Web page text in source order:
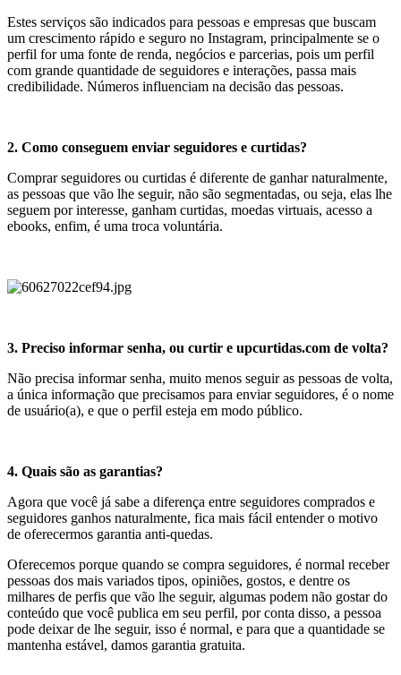
Estes serviços são indicados para pessoas e empresas que buscam
um crescimento rápido e seguro no Instagram, principalmente se o
perfil for uma fonte de renda, negócios e parcerias, pois um perfil
com grande quantidade de seguidores e interações, passa mais
credibilidade. Números influenciam na decisão das pessoas.
2. Como conseguem enviar seguidores e curtidas?
Comprar seguidores ou curtidas é diferente de ganhar naturalmente,
as pessoas que vão lhe seguir, não são segmentadas, ou seja, elas lhe
seguem por interesse, ganham curtidas, moedas virtuais, acesso a
ebooks, enfim, é uma troca voluntária.
3. Preciso informar senha, ou curtir e upcurtidas.com de volta?
Não precisa informar senha, muito menos seguir as pessoas de volta,
a única informação que precisamos para enviar seguidores, é o nome
de usuário(a), e que o perfil esteja em modo público.
4. Quais são as garantias?
Agora que você já sabe a diferença entre seguidores comprados e
seguidores ganhos naturalmente, fica mais fácil entender o motivo
de oferecermos garantia anti-quedas.
Oferecemos porque quando se compra seguidores, é normal receber
pessoas dos mais variados tipos, opiniões, gostos, e dentre os
milhares de perfis que vão lhe seguir, algumas podem não gostar do
conteúdo que você publica em seu perfil, por conta disso, a pessoa
pode deixar de lhe seguir, isso é normal, e para que a quantidade se
mantenha estável, damos garantia gratuita.